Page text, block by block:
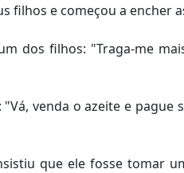
filhos e começou a encher
dos filhos: "Traga-me
venda o azeite e pague
que ele fosse tomar